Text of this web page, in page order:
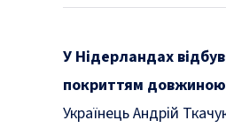
У Нідерландах
покриттям
Українець Андрій